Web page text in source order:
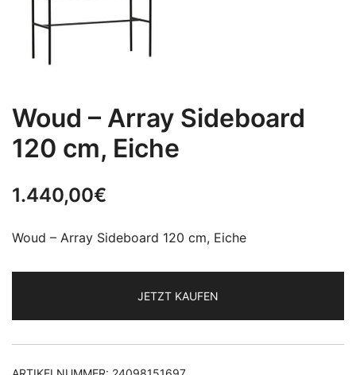
Woud – Array Sideboard
120 cm, Eiche
1.440,00€
Woud – Array Sideboard 120 cm, Eiche
JETZT KAUFEN